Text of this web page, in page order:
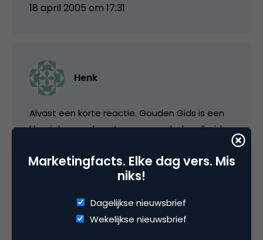
18 april 2005 om 17:31
Henk
Alvast een korte reactie. Gouden Gids is een
klassiek a-merk met een naamsbekendheid
miljoen boeken uit en bijvoorbeeld 750.000
gratis cityguides in Amsterdam. De inmiddels
echter niet voor dat Gouden Gids inmiddels
ook een internet brand is.
Marketingfacts. Elke dag vers. Mis
niks!
Dagelijkse nieuwsbrief
Wekelijkse nieuwsbrief